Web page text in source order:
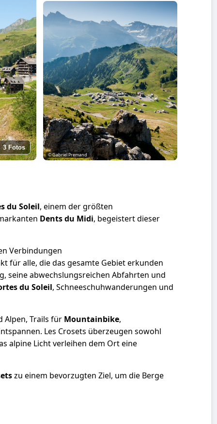
3 Fotos
© Gabriel Premand
du Soleil, einem der größten
Dents du Midi, begeistert dieser
Verbindungen
für alle, die das gesamte Gebiet erkunden
seine abwechslungsreichen Abfahrten und
du Soleil, Schneeschuhwanderungen und
Alpen, Trails für Mountainbike,
Les Crosets überzeugen sowohl
alpine Licht verleihen dem Ort eine
zu einem bevorzugten Ziel, um die Berge